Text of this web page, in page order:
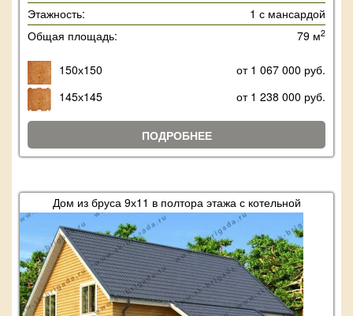
Этажность:
1 с мансардой
Общая площадь:
79 м2
150х150
от 1 067 000 руб.
145х145
от 1 238 000 руб.
ПОДРОБНЕЕ
Дом из бруса 9х11 в полтора этажа с котельной